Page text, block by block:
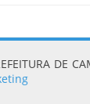
DE